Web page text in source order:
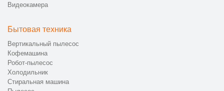
Видеокамера
Бытовая техника
Вертикальный пылесос
Кофемашина
Робот-пылесос
Холодильник
Стиральная машина